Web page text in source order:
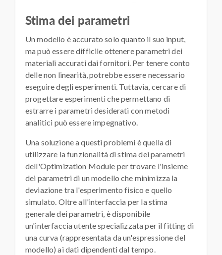
Stima dei parametri
Un modello è accurato solo quanto il suo input,
ma può essere difficile ottenere parametri dei
materiali accurati dai fornitori. Per tenere conto
delle non linearità, potrebbe essere necessario
eseguire degli esperimenti. Tuttavia, cercare di
progettare esperimenti che permettano di
estrarre i parametri desiderati con metodi
analitici può essere impegnativo.
Una soluzione a questi problemi è quella di
utilizzare la funzionalità di stima dei parametri
dell'Optimization Module per trovare l'insieme
dei parametri di un modello che minimizza la
deviazione tra l'esperimento fisico e quello
simulato. Oltre all'interfaccia per la stima
generale dei parametri, è disponibile
un'interfaccia utente specializzata per il fitting di
una curva (rappresentata da un'espressione del
modello) ai dati dipendenti dal tempo.